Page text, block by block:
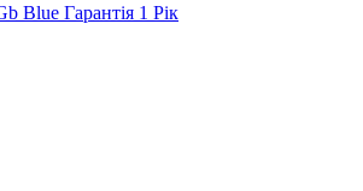
Blue Гарантія 1 Рік